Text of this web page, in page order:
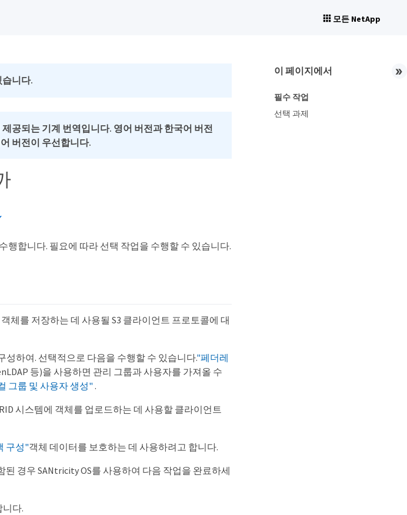
모든 NetApp
습니다.
공되는 기계 번역입니다. 영어 버전과 한국어 버전
버전이 우선합니다.
행합니다. 필요에 따라 선택 작업을 수행할 수 있습니다.
체를 저장하는 데 사용될 S3 클라이언트 프로토콜에 대
성하여. 선택적으로 다음을 수행할 수 있습니다."페더레
등)을 사용하면 관리 그룹과 사용자를 가져올 수
그룹 및 사용자 생성" .
시스템에 객체를 업로드하는 데 사용할 클라이언트
구성"객체 데이터를 보호하는 데 사용하려고 합니다.
경우 SANtricity OS를 사용하여 다음 작업을 완료하세
니다.
이 페이지에서
필수 작업
선택 과제